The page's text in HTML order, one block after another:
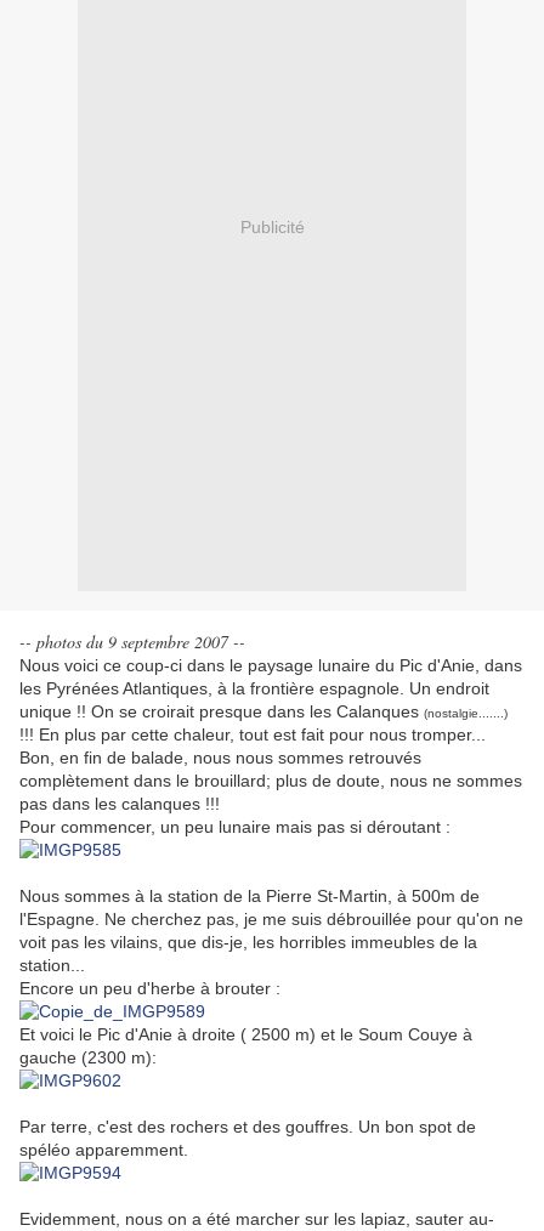
Publicité
-- photos du 9 septembre 2007 --
Nous voici ce coup-ci dans le paysage lunaire du Pic d'Anie, dans
les Pyrénées Atlantiques, à la frontière espagnole. Un endroit
unique !! On se croirait presque dans les Calanques (nostalgie.......)
!!! En plus par cette chaleur, tout est fait pour nous tromper...
Bon, en fin de balade, nous nous sommes retrouvés
complètement dans le brouillard; plus de doute, nous ne sommes
pas dans les calanques !!!
Pour commencer, un peu lunaire mais pas si déroutant :
Nous sommes à la station de la Pierre St-Martin, à 500m de
l'Espagne. Ne cherchez pas, je me suis débrouillée pour qu'on ne
voit pas les vilains, que dis-je, les horribles immeubles de la
station...
Encore un peu d'herbe à brouter :
Et voici le Pic d'Anie à droite ( 2500 m) et le Soum Couye à
gauche (2300 m):
Par terre, c'est des rochers et des gouffres. Un bon spot de
spéléo apparemment.
Evidemment, nous on a été marcher sur les lapiaz, sauter au-